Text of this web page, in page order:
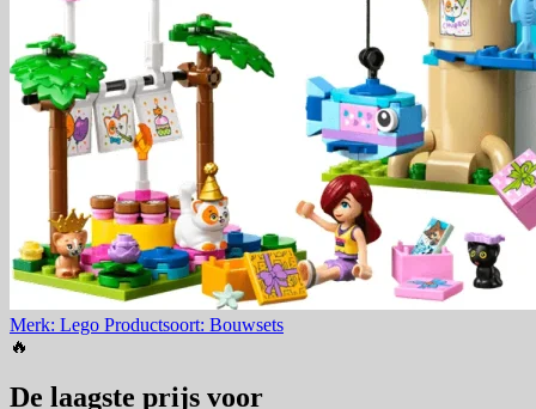
Merk: Lego Productsoort: Bouwsets
🔥
De laagste prijs voor